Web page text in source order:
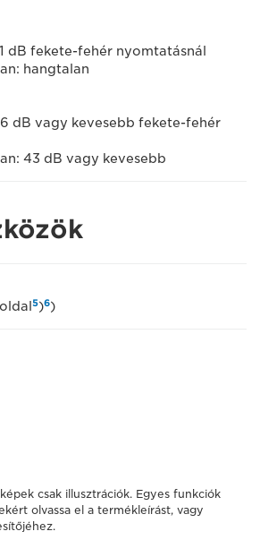
dB fekete-fehér nyomtatásnál
hangtalan
dB vagy kevesebb fekete-fehér
43 dB vagy kevesebb
5)6)
csak illusztrációk. Egyes funkciók
olvassa el a termékleírást, vagy